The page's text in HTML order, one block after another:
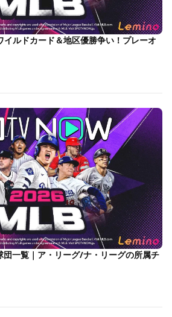
イルドカード＆地区優勝争い！プレーオ
一覧｜ア・リーグ/ナ・リーグの所属チ